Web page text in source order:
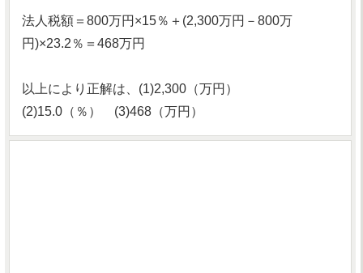
法人税額＝800万円×15％＋(2,300万円－800万
円)×23.2％＝468万円
以上により正解は、(1)2,300（万円）
(2)15.0（％） (3)468（万円）